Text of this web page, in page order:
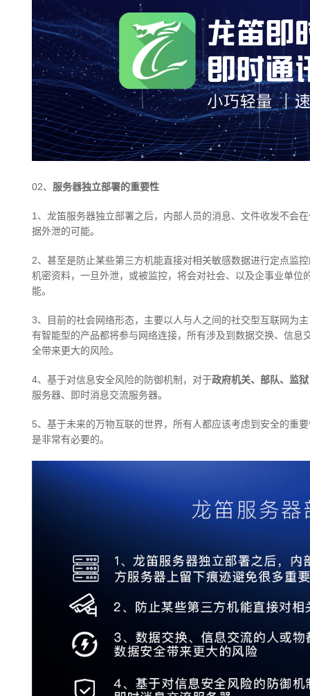
02、 服务器独立部署的重要性
1、龙笛服务器独立部署之后，内部人员的消息、文件收发不会
据外泄的可能。
2、甚至是防止某些第三方机能直接对相关敏感数据进行定点监
机密资料，一旦外泄，或被监控，将会对社会、以及企事业单
能。
3、目前的社会网络形态，主要以人与人之间的社交型互联网为
有智能型的产品都将参与网络连接，所有涉及到数据交换、信
全带来更大的风险。
4、基于对信息安全风险的防御机制，对于政府机关、部队、监
服务器、即时消息交流服务器。
5、基于未来的万物互联的世界，所有人都应该考虑到安全的重
是非常有必要的。